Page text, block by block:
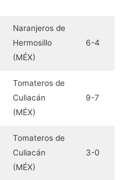
Naranjeros de
Hermosillo
(MÉX)
6-4
Tomateros de
Culiacán
(MÉX)
9-7
Tomateros de
Culiacán
(MÉX)
3-0